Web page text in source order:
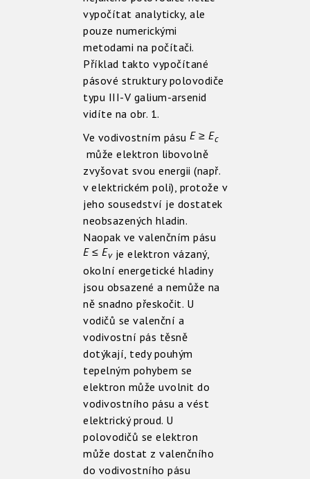
vypočítat analyticky, ale
pouze numerickými
metodami na počítači.
Příklad takto vypočítané
pásové struktury polovodiče
typu III-V galium-arsenid
vidíte na obr. 1.
Ve vodivostním pásu E ≥ Ec
může elektron libovolně
zvyšovat svou energii (např.
v elektrickém poli), protože v
jeho sousedství je dostatek
neobsazených hladin.
Naopak ve valenčním pásu
E ≤ Evje elektron vázaný,
okolní energetické hladiny
jsou obsazené a nemůže na
ně snadno přeskočit. U
vodičů se valenční a
vodivostní pás těsně
dotýkají, tedy pouhým
tepelným pohybem se
elektron může uvolnit do
vodivostního pásu a vést
elektrický proud. U
polovodičů se elektron
může dostat z valenčního
do vodivostního pásu